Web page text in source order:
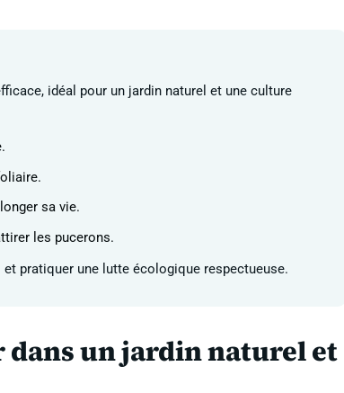
idéal pour un jardin naturel et une culture
sa vie.
les pucerons.
pratiquer une lutte écologique respectueuse.
dans un jardin naturel et